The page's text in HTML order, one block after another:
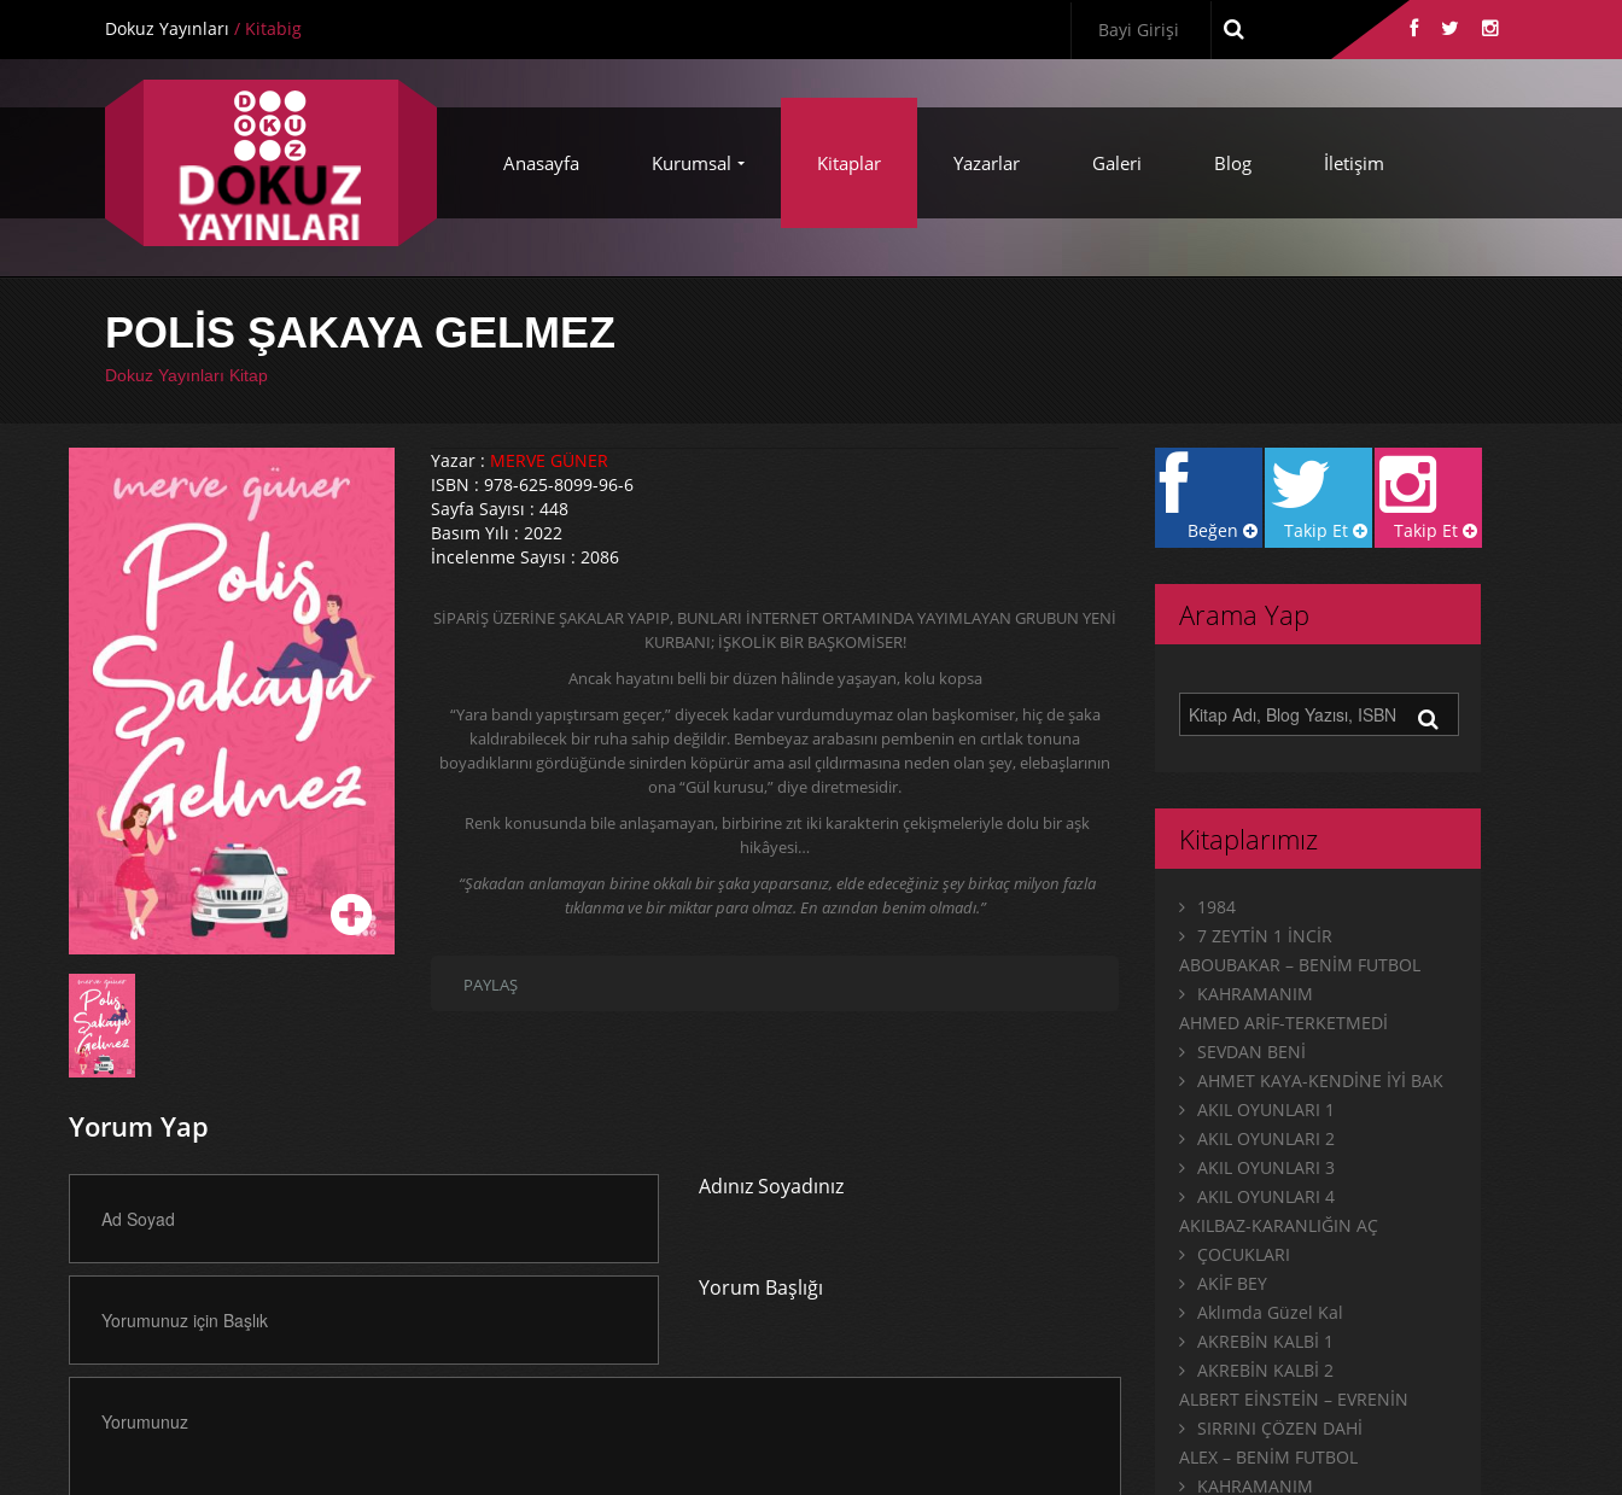
Dokuz Yayınları / Kitabig Bayi Girişi
Anasayfa Kurumsal Kitaplar Yazarlar Galeri Blog İletişim
POLİS ŞAKAYA GELMEZ
Dokuz Yayınları Kitap
Yazar : MERVE GÜNER
ISBN : 978-625-8099-96-6
Sayfa Sayısı : 448
Basım Yılı : 2022
İncelenme Sayısı : 2086
SİPARİŞ ÜZERİNE ŞAKALAR YAPIP, BUNLARI İNTERNET ORTAMINDA YAYIMLAYAN GRUBUN YENİ
KURBANI; İŞKOLİK BİR BAŞKOMİSER!
Ancak hayatını belli bir düzen hâlinde yaşayan, kolu kopsa
“Yara bandı yapıştırsam geçer,” diyecek kadar vurdumduymaz olan başkomiser, hiç de şaka
kaldırabilecek bir ruha sahip değildir. Bembeyaz arabasını pembenin en cırtlak tonuna
boyadıklarını gördüğünde sinirden köpürür ama asıl çıldırmasına neden olan şey, elebaşlarının
ona “Gül kurusu,” diye diretmesidir.
Renk konusunda bile anlaşamayan, birbirine zıt iki karakterin çekişmeleriyle dolu bir aşk
hikâyesi…
“Şakadan anlamayan birine okkalı bir şaka yaparsanız, elde edeceğiniz şey birkaç milyon fazla
tıklanma ve bir miktar para olmaz. En azından benim olmadı.”
PAYLAŞ
Yorum Yap
Adınız Soyadınız
Yorum Başlığı
Beğen Takip Et Takip Et
Arama Yap
Kitaplarımız
1984
7 ZEYTİN 1 İNCİR
ABOUBAKAR – BENİM FUTBOL
KAHRAMANIM
AHMED ARİF-TERKETMEDİ
SEVDAN BENİ
AHMET KAYA-KENDİNE İYİ BAK
AKIL OYUNLARI 1
AKIL OYUNLARI 2
AKIL OYUNLARI 3
AKIL OYUNLARI 4
AKILBAZ-KARANLIĞIN AÇ
ÇOCUKLARI
AKİF BEY
Aklımda Güzel Kal
AKREBİN KALBİ 1
AKREBİN KALBİ 2
ALBERT EİNSTEİN – EVRENİN
SIRRINI ÇÖZEN DAHİ
ALEX – BENİM FUTBOL
KAHRAMANIM